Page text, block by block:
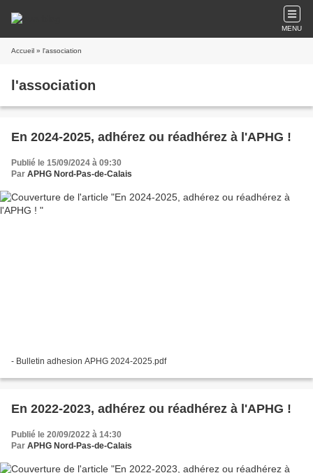
MENU
Accueil » l'association
l'association
En 2024-2025, adhérez ou réadhérez à l'APHG !
Publié le 15/09/2024 à 09:30
Par APHG Nord-Pas-de-Calais
- Bulletin adhesion APHG 2024-2025.pdf
En 2022-2023, adhérez ou réadhérez à l'APHG !
Publié le 20/09/2022 à 14:30
Par APHG Nord-Pas-de-Calais